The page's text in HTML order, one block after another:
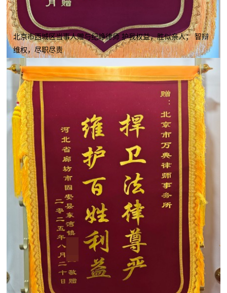
北京市西城区当事人赠与纪峥律师 护我权益，胜似亲人； 智辩
维权，尽职尽责